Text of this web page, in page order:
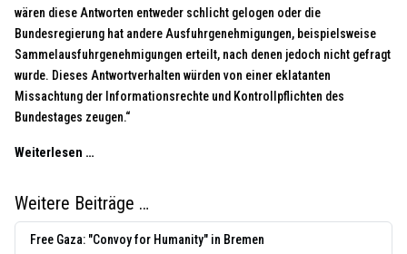
wären diese Antworten entweder schlicht gelogen oder die
Bundesregierung hat andere Ausfuhrgenehmigungen, beispielsweise
Sammelausfuhrgenehmigungen erteilt, nach denen jedoch nicht gefragt
wurde. Dieses Antwortverhalten würden von einer eklatanten
Missachtung der Informationsrechte und Kontrollpflichten des
Bundestages zeugen.“
Weiterlesen …
Weitere Beiträge …
Free Gaza: "Convoy for Humanity" in Bremen